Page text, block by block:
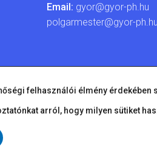
Email: gyor@gyor-ph.hu
polgarmester@gyor-ph.hu
felhasználói élmény érdekében
arról, hogy milyen sütiket